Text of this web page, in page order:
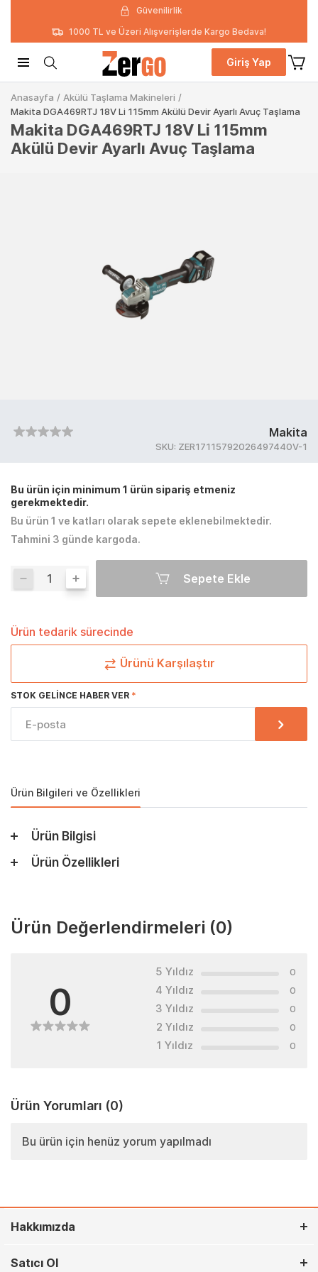
Güvenilirlik
1000 TL ve Üzeri Alışverişlerde Kargo Bedava!
Giriş Yap
Anasayfa / Akülü Taşlama Makineleri /
Makita DGA469RTJ 18V Li 115mm Akülü Devir Ayarlı Avuç Taşlama
Makita DGA469RTJ 18V Li 115mm
Akülü Devir Ayarlı Avuç Taşlama
Makita
SKU: ZER17115792026497440V-1
Bu ürün için minimum 1 ürün sipariş etmeniz
gerekmektedir.
Bu ürün 1 ve katları olarak sepete eklenebilmektedir.
Tahmini 3 günde kargoda.
Sepete Ekle
Ürün tedarik sürecinde
Ürünü Karşılaştır
STOK GELINCE HABER VER
Ürün Bilgileri ve Özellikleri
Ürün Bilgisi
Ürün Özellikleri
Ürün Değerlendirmeleri (0)
0
5 Yıldız 0
4 Yıldız 0
3 Yıldız 0
2 Yıldız 0
1 Yıldız 0
Ürün Yorumları (0)
Bu ürün için henüz yorum yapılmadı
Hakkımızda
Satıcı Ol